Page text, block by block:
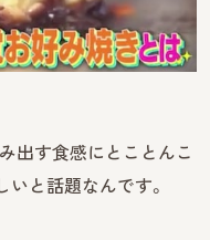
出す食感にとことんこ
と話題なんです。